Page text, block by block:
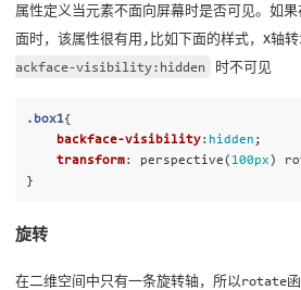
属性定义当元素不面向屏幕时是否可见。如
面时，该属性很有用,比如下面的样式，X轴
ackface-visibility:hidden
时不可见
.box1{
backface-visibility: hidden ;
transform: perspective( 100px)
}
旋转
在二维空间中只有一条旋转轴，所以rotate